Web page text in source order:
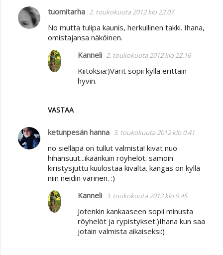
K
o
t
tuomitarha 2. toukokuuta 2012 klo 22.07
No mutta tulipa kaunis, herkullinen takki. Ihana,
omistajansa näköinen.
VASTAA
Kanneli 2. toukokuuta 2012 klo 22.16
Kiitoksia:)Värit sopii kyllä erittäin
hyvin.
ketunpesän hanna 3. toukokuuta 2012 klo 0.41
no sielläpä on tullut valmista! kivat nuo
hihansuut...ikäänkuin röyhelöt. samoin
kiristysjuttu kuulostaa kivalta. kangas on kyllä
niin neidin värinen. :)
Kanneli 3. toukokuuta 2012 klo 9.45
Jotenkin kankaaseen sopii minusta
röyhelöt ja rypistykset:)Ihana kun saa
jotain valmista aikaiseksi:)